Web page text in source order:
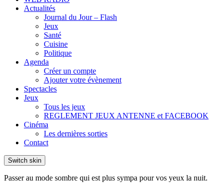
Actualités
Journal du Jour – Flash
Jeux
Santé
Cuisine
Politique
Agenda
Créer un compte
Ajouter votre évènement
Spectacles
Jeux
Tous les jeux
REGLEMENT JEUX ANTENNE et FACEBOOK
Cinéma
Les dernières sorties
Contact
Switch skin
Passer au mode sombre qui est plus sympa pour vos yeux la nuit.